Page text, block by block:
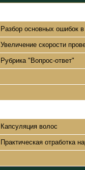
Разбор основных ошибок
Увеличение скорости
Рубрика "Вопрос-ответ"
Капсуляция волос
Практическая отработка